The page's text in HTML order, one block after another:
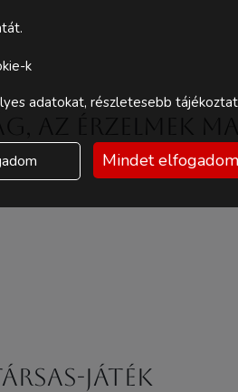
az érzelmek
játék
k
adatokat, részletesebb
Mindet elfogadom